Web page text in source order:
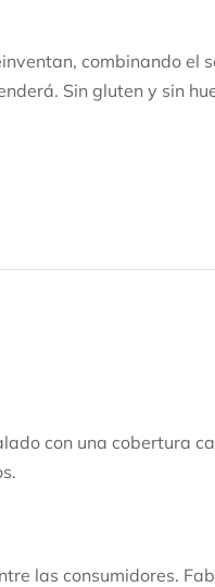
combinando el
Sin gluten y sin
con una cobertura
las consumidores.